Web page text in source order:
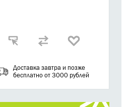
Доставка завтра и позже
бесплатно от 3000 рублей